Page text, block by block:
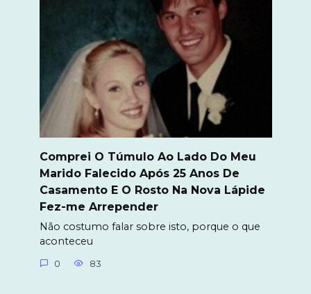
Comprei O Túmulo Ao Lado Do Meu
Marido Falecido Após 25 Anos De
Casamento E O Rosto Na Nova Lápide
Fez-me Arrepender
Não costumo falar sobre isto, porque o que
aconteceu
0 83